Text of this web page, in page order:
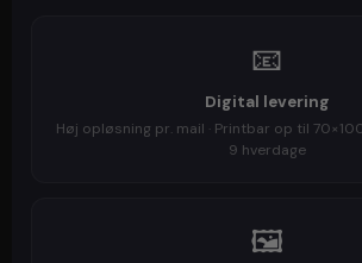
📧
Digital levering
Høj opløsning pr. mail · Printbar op til
9 hverdage
🖼️